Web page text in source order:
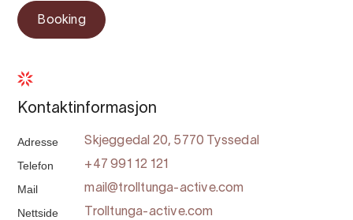
Booking
Kontaktinformasjon
Adresse Skjeggedal 20, 5770 Tyssedal
Telefon +47 991 12 121
Mail mail@trolltunga-active.com
Nettside Trolltunga-active.com